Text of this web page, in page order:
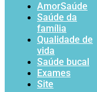
AmorSaúde
Saúde da
família
Qualidade de
vida
Saúde bucal
Exames
Site